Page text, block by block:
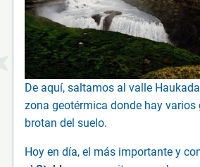
De aquí, saltamos al valle
zona geotérmica donde hay varios
brotan del suelo.
Hoy en día, el más importante y